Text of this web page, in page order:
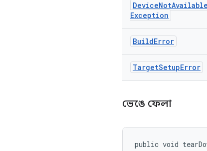
DeviceNotAvailable
Exception
BuildError
TargetSetupError
ভেঙে ফেলা
public void